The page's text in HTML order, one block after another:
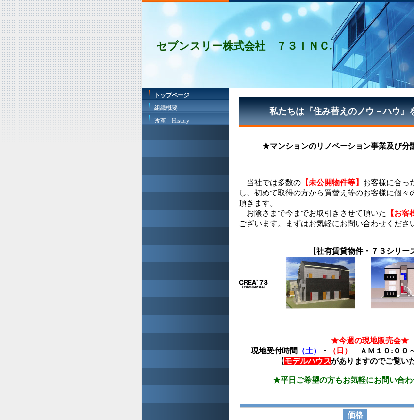
セブンスリー株式会社 ７３ＩＮＣ.
トップページ
組織概要
改革－History
私たちは『住み替えのノウ－ハウ』
★マンションのリノベーション事業及び分
当社では多数の 【未公開物件等】 お客様に合っ
し、初めて取得の方から買替え等のお客様に個々
頂きます。
お陰さまで今までお取引きさせて頂いた
【お客
ございます。まずはお気軽にお問い合わせくだ
【社有賃貸物件・７３シリーズ
★今週の現地販売会★
現地受付時間
（土） ・ （日）
ＡＭ１０:００
【モデルハウスがありますのでご覧い
★平日ご希望の方もお気軽にお問い合
価格